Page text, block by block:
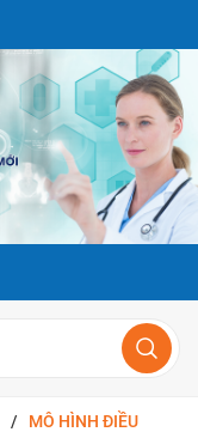
/
MÔ HÌNH ĐIỀU